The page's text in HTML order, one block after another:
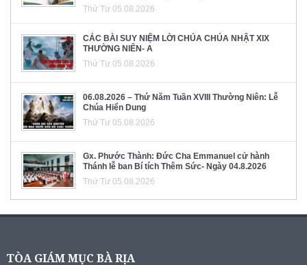
Thứ Tư 05.08.2026
CÁC BÀI SUY NIỆM LỜI CHÚA CHÚA NHẬT XIX
THƯỜNG NIÊN- A
Thứ Tư 05.08.2026
06.08.2026 – Thứ Năm Tuần XVIII Thường Niên: Lễ
Chúa Hiển Dung
Thứ Tư 05.08.2026
Gx. Phước Thành: Đức Cha Emmanuel cử hành
Thánh lễ ban Bí tích Thêm Sức- Ngày 04.8.2026
Thứ Tư 05.08.2026
TÒA GIÁM MỤC BÀ RỊA